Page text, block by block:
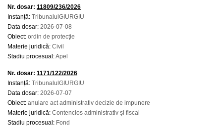
Nr. dosar: 11809/236/2026
Instanță: TribunalulGIURGIU
Data dosar: 2026-07-08
Obiect: ordin de protecţie
Materie juridică: Civil
Stadiu procesual:Apel
Nr. dosar: 1171/122/2026
Instanță: TribunalulGIURGIU
Data dosar: 2026-07-07
Obiect: anulare act administrativ decizie de impunere
Materie juridică: Contencios administrativ şi fiscal
Stadiu procesual: Fond